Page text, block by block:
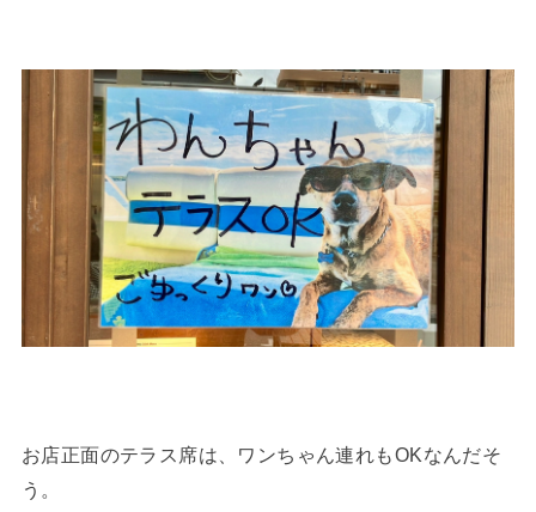
お店正面のテラス席は、ワンちゃん連れもOKなんだそ
う。